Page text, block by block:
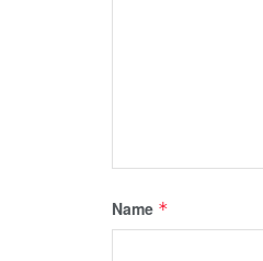
Name *